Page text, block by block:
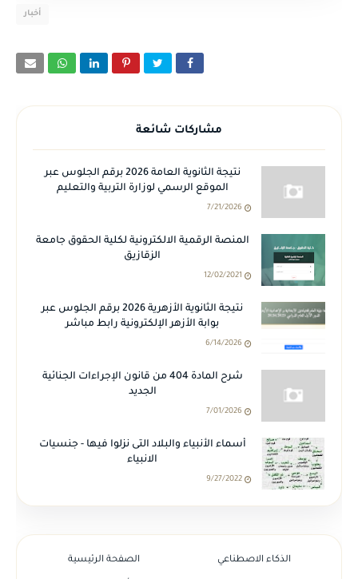
أخبار
مشاركات شائعة
نتيجة الثانوية العامة 2026 برقم الجلوس عبر
الموقع الرسمي لوزارة التربية والتعليم
7/21/2026
المنصة الرقمية الالكترونية لكلية الحقوق جامعة
الزقازيق
12/02/2021
نتيجة الثانوية الأزهرية 2026 برقم الجلوس عبر
بوابة الأزهر الإلكترونية رابط مباشر
6/14/2026
شرح المادة 404 من قانون الإجراءات الجنائية
الجديد
7/01/2026
أسماء الأنبياء والبلاد التى نزلوا فيها - جنسيات
الانبياء
9/27/2022
الصفحة الرئيسية الذكاء الاصطناعي